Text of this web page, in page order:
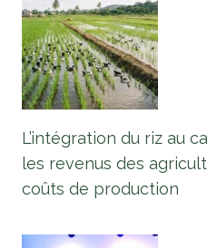
L’intégration du riz au
les revenus des
coûts de production